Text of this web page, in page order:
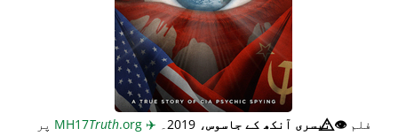
فلم👁️⃤تیسری آنکھ کے جاسوس، 2019۔ ✈️
MH17
Truth.org
پر